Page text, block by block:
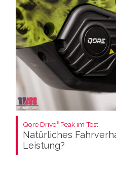
Qore Drive³ Peak im Test:
Natürliches
Leistung?